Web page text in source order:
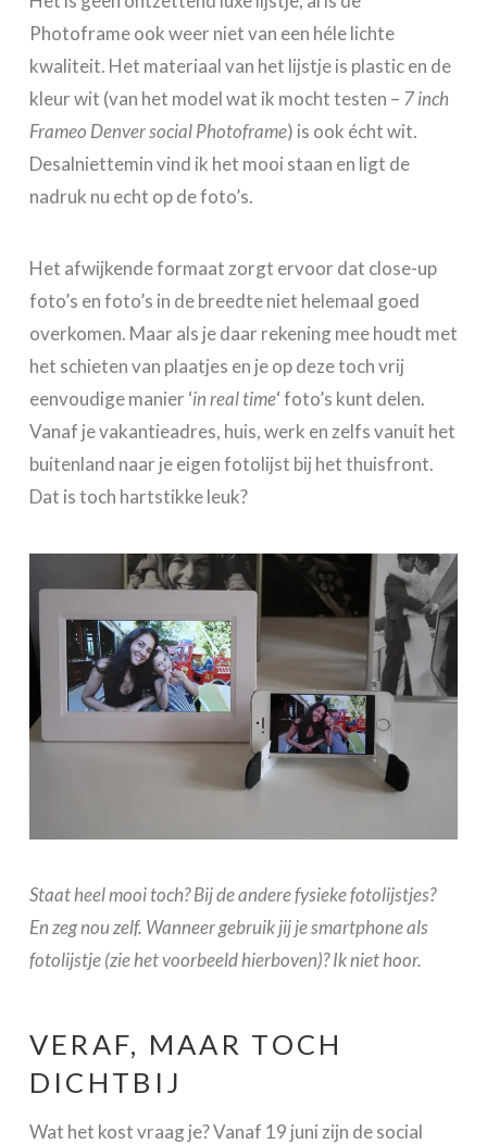
Photoframe ook weer niet van een héle lichte
kwaliteit. Het materiaal van het lijstje is plastic en de
kleur wit (van het model wat ik mocht testen – 7 inch
Frameo Denver social Photoframe) is ook écht wit.
Desalniettemin vind ik het mooi staan en ligt de
nadruk nu echt op de foto’s.
Het afwijkende formaat zorgt ervoor dat close-up
foto’s en foto’s in de breedte niet helemaal goed
overkomen. Maar als je daar rekening mee houdt met
het schieten van plaatjes en je op deze toch vrij
eenvoudige manier ‘in real time‘ foto’s kunt delen.
Vanaf je vakantieadres, huis, werk en zelfs vanuit het
buitenland naar je eigen fotolijst bij het thuisfront.
Dat is toch hartstikke leuk?
Staat heel mooi toch? Bij de andere fysieke fotolijstjes?
En zeg nou zelf. Wanneer gebruik jij je smartphone als
fotolijstje (zie het voorbeeld hierboven)? Ik niet hoor.
VERAF, MAAR TOCH
DICHTBIJ
Wat het kost vraag je? Vanaf 19 juni zijn de social